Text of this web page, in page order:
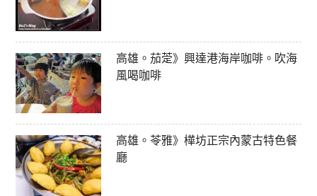
高雄。茄萣》興達港海岸咖啡。吹海
風喝咖啡
高雄。苓雅》樺坊正宗內蒙古特色餐
廳